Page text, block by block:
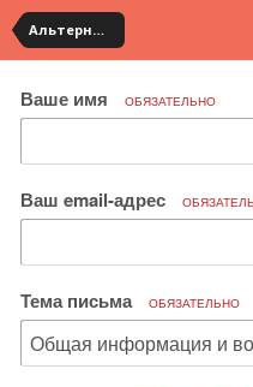
Альтернативная доставка YouCanBuy (maxi)
Ваше имя ОБЯЗАТЕЛЬНО
Ваш email-адрес
Тема письма ОБЯЗАТЕЛЬНО